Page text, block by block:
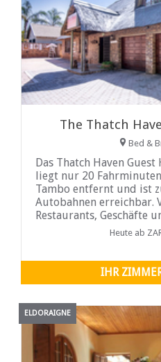
The Thatch
Bed &
Das Thatch Haven
liegt nur 20
Tambo entfernt und ist
Autobahnen erreichbar.
Restaurants, Geschäfte
Sehenswürdigkeiten
Heute ab
IHR
ELDORAIGNE